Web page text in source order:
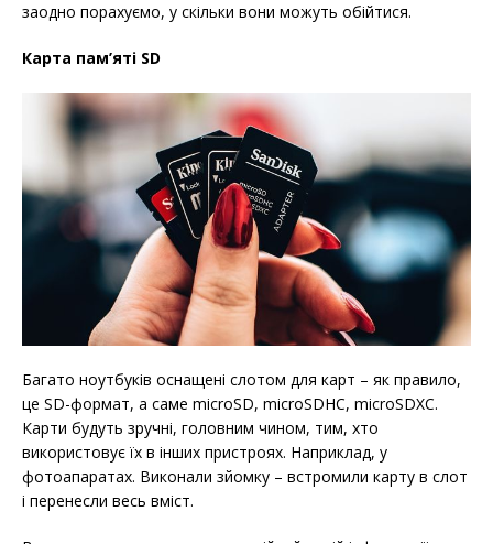
заодно порахуємо, у скільки вони можуть обійтися.
Карта пам’яті SD
Багато ноутбуків оснащені слотом для карт – як правило,
це SD-формат, а саме microSD, microSDHC, microSDXC.
Карти будуть зручні, головним чином, тим, хто
використовує їх в інших пристроях. Наприклад, у
фотоапаратах. Виконали зйомку – встромили карту в слот
і перенесли весь вміст.